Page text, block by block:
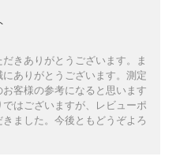
きありがとうございます。ま
ありがとうございます。測定
客様の参考になると思います
はございますが、レビューポ
ました。今後ともどうぞよろ